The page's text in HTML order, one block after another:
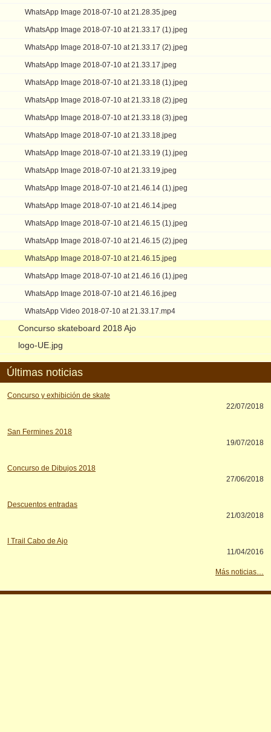
WhatsApp Image 2018-07-10 at 21.28.35.jpeg
WhatsApp Image 2018-07-10 at 21.33.17 (1).jpeg
WhatsApp Image 2018-07-10 at 21.33.17 (2).jpeg
WhatsApp Image 2018-07-10 at 21.33.17.jpeg
WhatsApp Image 2018-07-10 at 21.33.18 (1).jpeg
WhatsApp Image 2018-07-10 at 21.33.18 (2).jpeg
WhatsApp Image 2018-07-10 at 21.33.18 (3).jpeg
WhatsApp Image 2018-07-10 at 21.33.18.jpeg
WhatsApp Image 2018-07-10 at 21.33.19 (1).jpeg
WhatsApp Image 2018-07-10 at 21.33.19.jpeg
WhatsApp Image 2018-07-10 at 21.46.14 (1).jpeg
WhatsApp Image 2018-07-10 at 21.46.14.jpeg
WhatsApp Image 2018-07-10 at 21.46.15 (1).jpeg
WhatsApp Image 2018-07-10 at 21.46.15 (2).jpeg
WhatsApp Image 2018-07-10 at 21.46.15.jpeg
WhatsApp Image 2018-07-10 at 21.46.16 (1).jpeg
WhatsApp Image 2018-07-10 at 21.46.16.jpeg
WhatsApp Video 2018-07-10 at 21.33.17.mp4
Concurso skateboard 2018 Ajo
logo-UE.jpg
Últimas noticias
Concurso y exhibición de skate
22/07/2018
San Fermines 2018
19/07/2018
Concurso de Dibujos 2018
27/06/2018
Descuentos entradas
21/03/2018
I Trail Cabo de Ajo
11/04/2016
Más noticias…